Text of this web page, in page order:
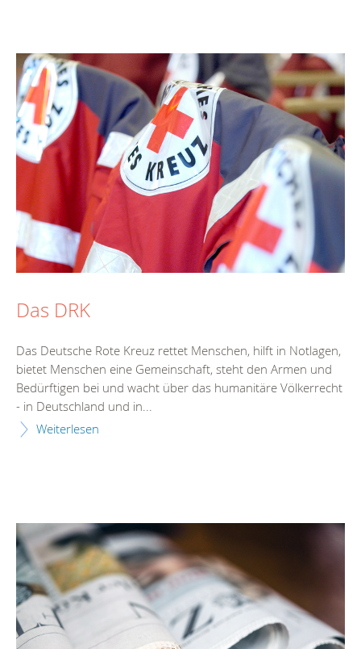
Das DRK
Das Deutsche Rote Kreuz rettet Menschen, hilft in Notlagen,
bietet Menschen eine Gemeinschaft, steht den Armen und
Bedürftigen bei und wacht über das humanitäre Völkerrecht
- in Deutschland und in...
Weiterlesen